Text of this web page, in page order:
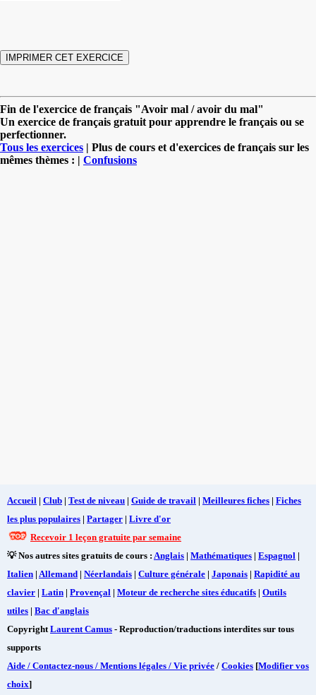
Fin de l'exercice de français "Avoir mal / avoir du mal"
Un exercice de français gratuit pour apprendre le français ou se
perfectionner.
Tous les exercices | Plus de cours et d'exercices de français sur les
mêmes thèmes : | Confusions
Accueil | Club | Test de niveau | Guide de travail | Meilleures fiches | Fiches
les plus populaires | Partager | Livre d'or
Recevoir 1 leçon gratuite par semaine
💡 Nos autres sites gratuits de cours : Anglais | Mathématiques | Espagnol |
Italien | Allemand | Néerlandais | Culture générale | Japonais | Rapidité au
clavier | Latin | Provençal | Moteur de recherche sites éducatifs | Outils
utiles | Bac d'anglais
Copyright Laurent Camus - Reproduction/traductions interdites sur tous
supports
Aide / Contactez-nous / Mentions légales / Vie privée / Cookies [Modifier vos
choix]